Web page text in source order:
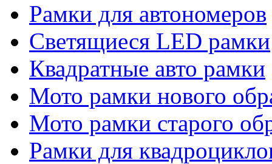
Рамки для автономеров
Светящиеся LED рамки
Квадратные авто рамки
Мото рамки нового
Мото рамки старого
Рамки для